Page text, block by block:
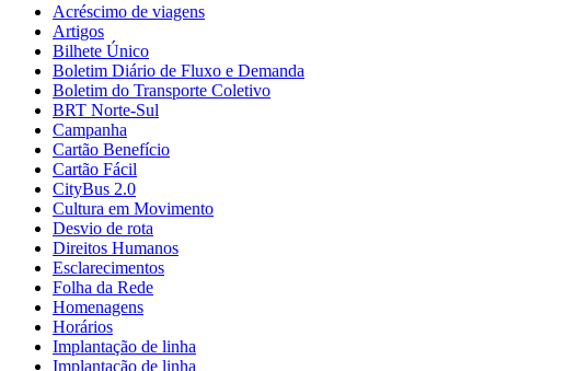
Acréscimo de viagens
Artigos
Bilhete Único
Boletim Diário de Fluxo e Demanda
Boletim do Transporte Coletivo
BRT Norte-Sul
Campanha
Cartão Benefício
Cartão Fácil
CityBus 2.0
Cultura em Movimento
Desvio de rota
Direitos Humanos
Esclarecimentos
Folha da Rede
Homenagens
Horários
Implantação de linha
Implantação de linha